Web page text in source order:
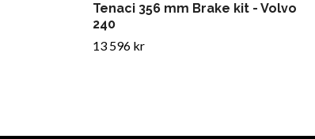
Tenaci 356 mm Brake kit - Volvo
240
13 596 kr